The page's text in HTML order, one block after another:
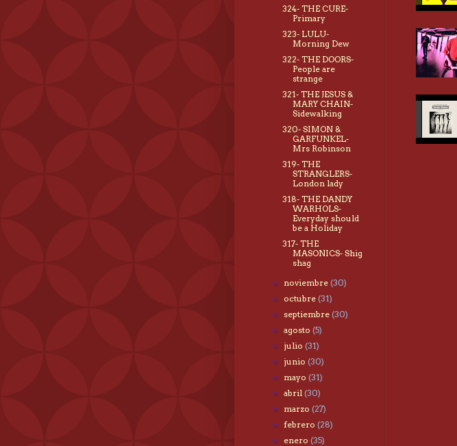
324- THE CURE-
Primary
323- LULU-
Morning Dew
322- THE DOORS-
People are
strange
321- THE JESUS &
MARY CHAIN-
Sidewalking
320- SIMON &
GARFUNKEL-
Mrs Robinson
319- THE
STRANGLERS-
London lady
318- THE DANDY
WARHOLS-
Everyday should
be a Holiday
317- THE
MASONICS- Shig
shag
► noviembre(30)
► octubre(31)
►septiembre(30)
►agosto(5)
► julio(31)
► junio(30)
► mayo(31)
►abril(30)
► marzo(27)
►febrero(28)
► enero(35)